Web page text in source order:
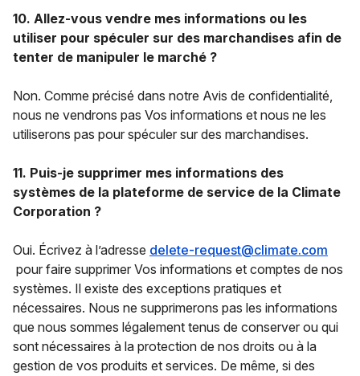
10. Allez-vous vendre mes informations ou les
utiliser pour spéculer sur des marchandises afin de
tenter de manipuler le marché ?
Non. Comme précisé dans notre Avis de confidentialité,
nous ne vendrons pas Vos informations et nous ne les
utiliserons pas pour spéculer sur des marchandises.
11. Puis-je supprimer mes informations des
systèmes de la plateforme de service de la Climate
Corporation ?
Oui. Écrivez à l’adresse delete-request@climate.com
pour faire supprimer Vos informations et comptes de nos
systèmes. Il existe des exceptions pratiques et
nécessaires. Nous ne supprimerons pas les informations
que nous sommes légalement tenus de conserver ou qui
sont nécessaires à la protection de nos droits ou à la
gestion de vos produits et services. De même, si des